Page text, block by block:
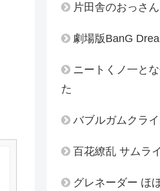
片田舎のおっさ
劇場版BanG
ニートくノ一と
た
バブルガムクラ
百花繚乱 サムラ
グレネーダー ほ